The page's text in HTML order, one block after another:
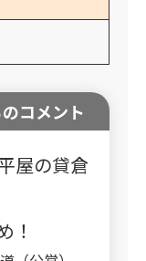
コメント
屋の貸倉
！